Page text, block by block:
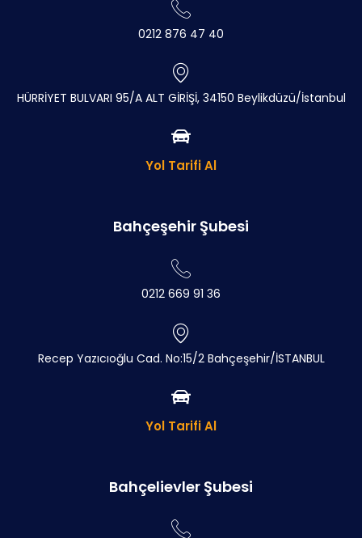
0212 876 47 40
HÜRRİYET BULVARI 95/A ALT GİRİŞİ, 34150 Beylikdüzü/İstanbul
Yol Tarifi Al
Bahçeşehir Şubesi
0212 669 91 36
Recep Yazıcıoğlu Cad. No:15/2 Bahçeşehir/İSTANBUL
Yol Tarifi Al
Bahçelievler Şubesi